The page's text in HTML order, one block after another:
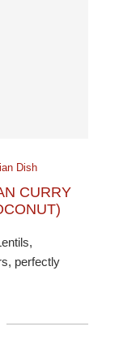
Dish
CURRY
perfectly